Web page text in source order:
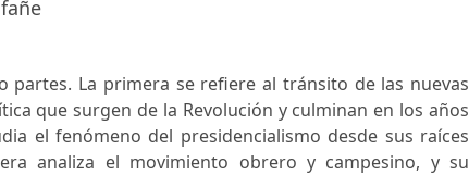
partes. La primera se refiere al tránsito de las nuevas
que surgen de la Revolución y culminan en los años
el fenómeno del presidencialismo desde sus raíces
analiza el movimiento obrero y campesino, y su